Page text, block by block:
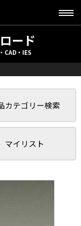
ード
CAD・IES
カテゴリー検索
マイリスト